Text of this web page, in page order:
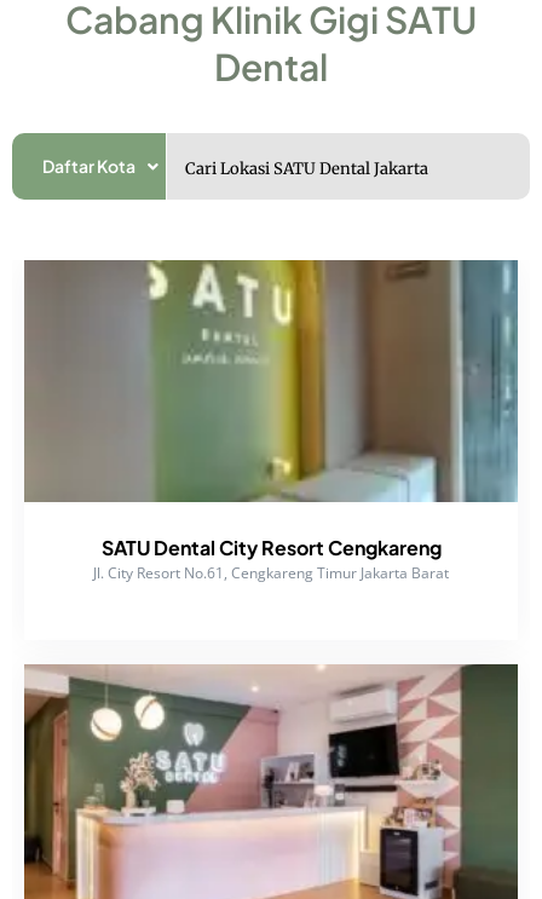
Cabang Klinik Gigi SATU
Dental
Daftar Kota
SATU Dental City Resort Cengkareng
Jl. City Resort No.61, Cengkareng Timur Jakarta Barat